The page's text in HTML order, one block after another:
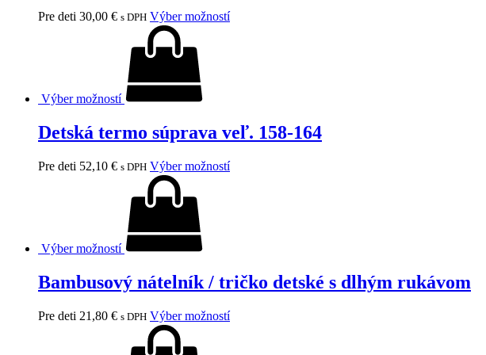
Pre deti 30,00 € s DPH Výber možností
Výber možností
Detská termo súprava veľ. 158-164
Pre deti 52,10 € s DPH Výber možností
Výber možností
Bambusový nátelník / tričko detské s dlhým rukávom
Pre deti 21,80 € s DPH Výber možností